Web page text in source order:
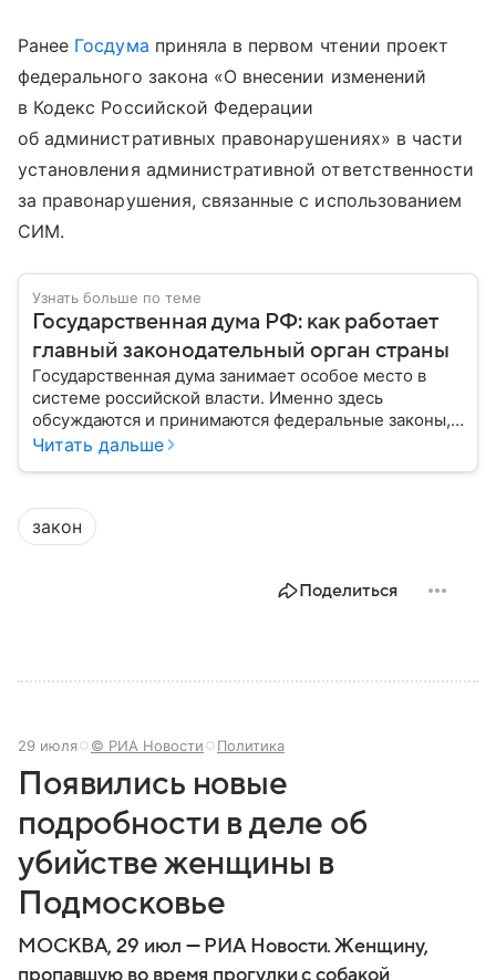
Ранее Госдума приняла в первом чтении проект
федерального закона «О внесении изменений
в Кодекс Российской Федерации
об административных правонарушениях» в части
установления административной ответственности
за правонарушения, связанные с использованием
СИМ.
Узнать больше по теме
Государственная дума РФ: как работает
главный законодательный орган страны
Государственная дума занимает особое место в
системе российской власти. Именно здесь
обсуждаются и принимаются федеральные законы,
определяющие развитие государства, экономики и
затрагивающие жизнь миллионов граждан.
Разбираемся, как устроена Госдума, какие
полномочия она имеет и как формируется ее
Читать дальше
закон
Поделиться
29 июля © РИА Новости Политика
Появились новые
подробности в деле об
убийстве женщины в
Подмосковье
МОСКВА, 29 июл — РИА Новости. Женщину,
пропавшую во время прогулки с собакой